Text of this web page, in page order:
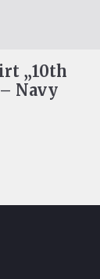
„10th
Navy